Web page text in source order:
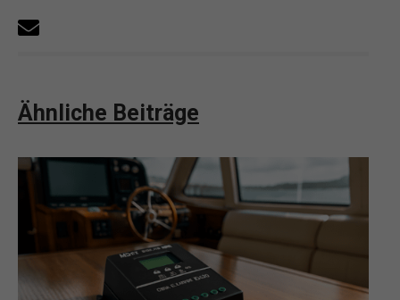
Ähnliche Beiträge